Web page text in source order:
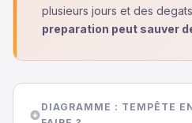
plusieurs jours et des
preparation peut sauver
DIAGRAMME : TEMPÊTE